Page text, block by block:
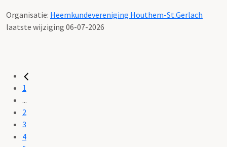
Organisatie: Heemkundevereniging Houthem-St.Gerlach
laatste wijziging 06-07-2026
1
...
2
3
4